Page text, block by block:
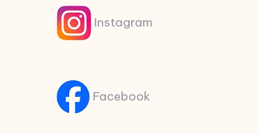
Instagram
Facebook